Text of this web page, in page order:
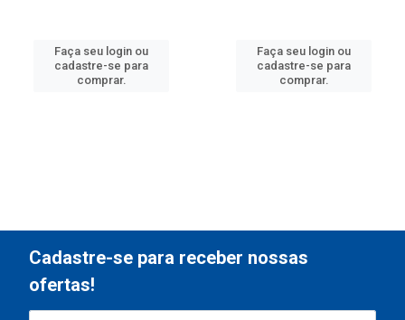
Faça seu login ou
cadastre-se para
comprar.
Faça seu login ou
cadastre-se para
comprar.
Cadastre-se para receber nossas
ofertas!